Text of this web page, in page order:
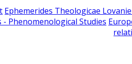
Ephemerides Theologicae
Phenomenological Studies